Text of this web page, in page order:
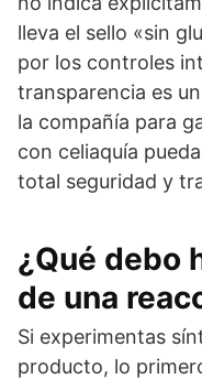
lleva el sello «sin
por los controles
transparencia es
la compañía para
con celiaquía
total seguridad y
¿Qué debo
de una
Si experimentas
producto, lo